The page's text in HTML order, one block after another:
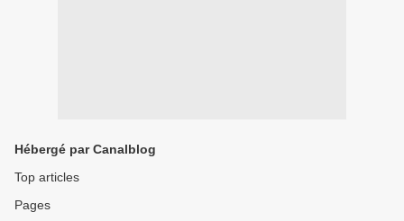
Hébergé par Canalblog
Top articles
Pages